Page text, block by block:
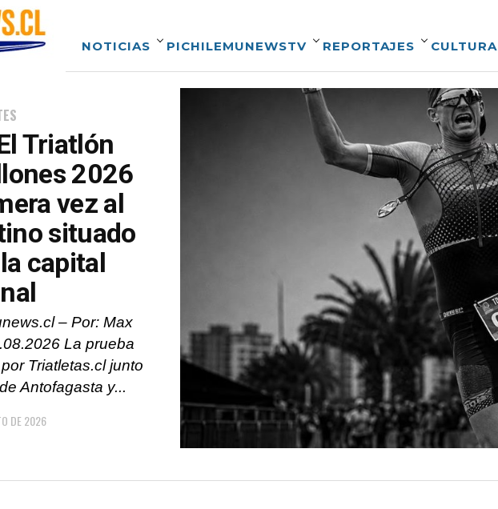
NOTICIAS PICHILEMUNEWSTV REPORTAJES CULTURA
Triatlón
2026
vez al
situado
capital
– Por: Max
La prueba
Triatletas.cl junto
Antofagasta y...
DE 2026